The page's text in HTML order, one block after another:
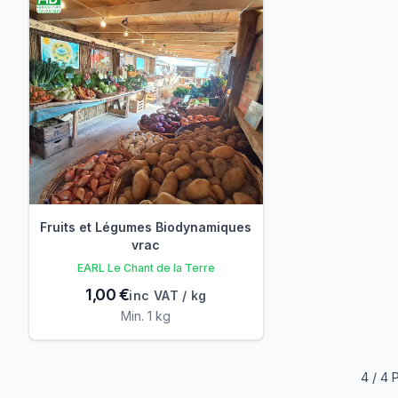
Fruits et Légumes Biodynamiques
vrac
EARL Le Chant de la Terre
1,00 €inc VAT / kg
Min. 1 kg
4 / 4